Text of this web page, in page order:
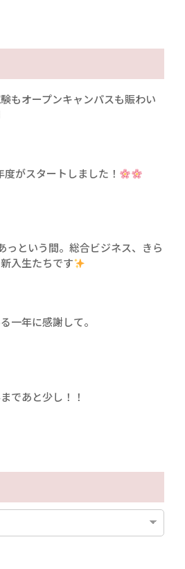
もオープンキャンパスも賑わい
がスタートしました！
っという間。総合ビジネス、きら
入生たちです
一年に感謝して。
であと少し！！